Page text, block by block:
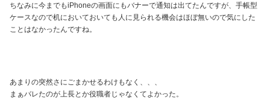
ちなみに今までもiPhoneの画面にもバナーで通知は出てたんですが、手帳型
ケースなので机においておいても人に見られる機会はほぼ無いので気にした
ことはなかったんですね。
あまりの突然さにごまかせるわけもなく、、、
まぁバレたのが上長とか役職者じゃなくてよかった。